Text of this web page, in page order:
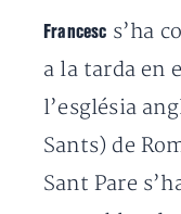
Francesc s’ha
a la tarda en
l’església
Sants) de
Sant Pare